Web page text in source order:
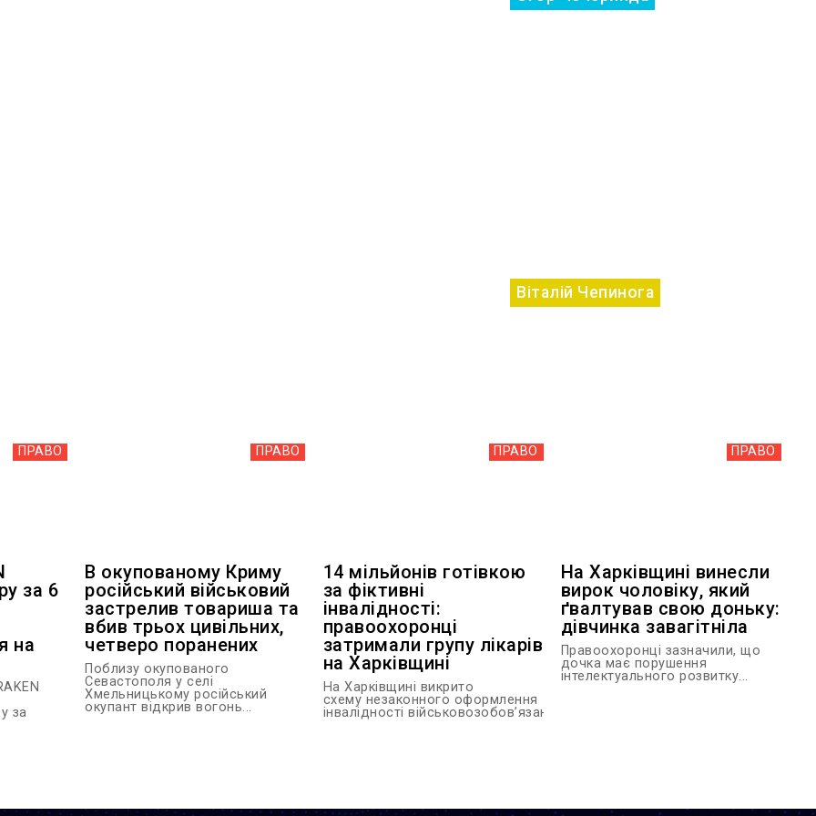
Віталій Чепинога
ПРАВО
за 6
на
за
ПРАВО
В окупованому Криму
російський військовий
застрелив товариша та
вбив трьох цивільних,
четверо поранених
Поблизу окупованого
Севастополя у селі
Хмельницькому російський
окупант відкрив вогонь...
ПРАВО
14 мільйонів готівкою
за фіктивні
інвалідності:
правоохоронці
затримали групу лікарів
на Харківщині
На Харківщині викрито
схему незаконного оформлення
інвалідності військовозобов’язаним...
ПРАВО
На Харківщині винесли
вирок чоловіку, який
ґвалтував свою доньку:
дівчинка завагітніла
Правоохоронці зазначили, що
дочка має порушення
інтелектуального розвитку...